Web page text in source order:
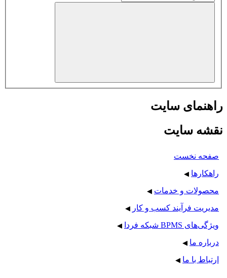
راهنمای سایت
نقشه سایت
صفحه نخست
راهکارها ◀
محصولات و خدمات ◀
مدیریت فرآیند کسب و کار ◀
ویژگی‌های BPMS شبکه فردا ◀
درباره ما ◀
ارتباط با ما ◀